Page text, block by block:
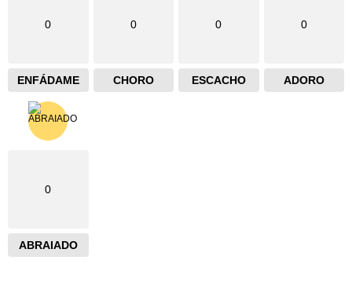
0
ENFÁDAME
0
CHORO
0
ESCACHO
0
ADORO
0
ABRAIADO